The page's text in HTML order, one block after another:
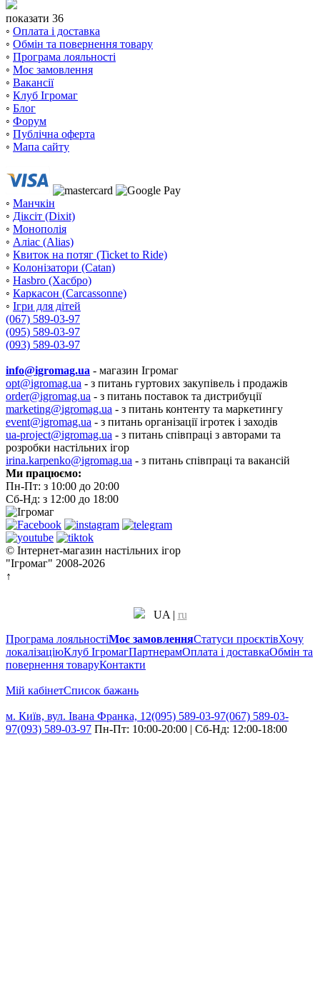
показати 36
◦ Оплата і доставка
◦ Обмін та повернення товару
◦ Програма лояльності
◦ Моє замовлення
◦ Вакансії
◦ Клуб Ігромаг
◦ Блог
◦ Форум
◦ Публічна оферта
◦ Мапа сайту
◦ Манчкін
◦ Діксіт (Dixit)
◦ Монополія
◦ Аліас (Alias)
◦ Квиток на потяг (Ticket to Ride)
◦ Колонізатори (Catan)
◦ Hasbro (Хасбро)
◦ Каркасон (Carcassonne)
◦ Ігри для дітей
(067) 589-03-97
(095) 589-03-97
(093) 589-03-97
info@igromag.ua - магазин Ігромаг
opt@igromag.ua - з питань гуртових закупівель і продажів
order@igromag.ua - з питань поставок та дистрибуції
marketing@igromag.ua - з питань контенту та маркетингу
event@igromag.ua - з питань організації ігротек і заходів
ua-project@igromag.ua - з питань співпраці з авторами та
розробки настільних ігор
irina.karpenko@igromag.ua - з питань співпраці та вакансій
Ми працюємо:
Пн-Пт: з 10:00 до 20:00
Сб-Нд: з 12:00 до 18:00
© Інтернет-магазин настільних ігор
"Ігромаг" 2008-2026
↑
UA | ru
Програма лояльностіМоє замовленняСтатуси проєктівХочу
локалізаціюКлуб ІгромагПартнерамОплата і доставкаОбмін та
повернення товаруКонтакти
Мій кабінетCписок бажань
м. Київ, вул. Івана Франка, 12(095) 589-03-97(067) 589-03-
97(093) 589-03-97 Пн-Пт: 10:00-20:00 | Сб-Нд: 12:00-18:00